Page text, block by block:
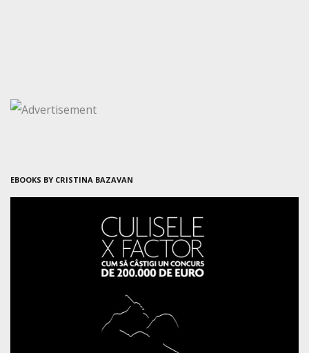
EBOOKS BY CRISTINA BAZAVAN